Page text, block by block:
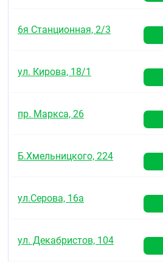
6я Станционная, 2/3
ул. Кирова, 18/1
пр. Маркса, 26
Б.Хмельницкого, 224
ул.Серова, 16а
ул. Декабристов, 104